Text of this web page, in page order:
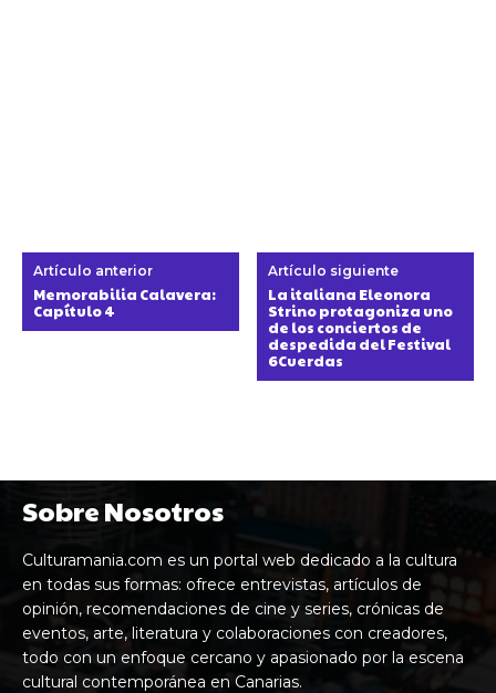
Artículo anterior
Memorabilia Calavera:
Capítulo 4
Artículo siguiente
La italiana Eleonora
Strino protagoniza uno
de los conciertos de
despedida del Festival
6Cuerdas
Sobre Nosotros
Culturamania.com es un portal web dedicado a la cultura
en todas sus formas: ofrece entrevistas, artículos de
opinión, recomendaciones de cine y series, crónicas de
eventos, arte, literatura y colaboraciones con creadores,
todo con un enfoque cercano y apasionado por la escena
cultural contemporánea en Canarias.